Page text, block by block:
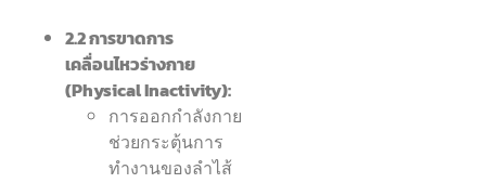
2.2 การขาดการ
เคลื่อนไหวร่างกาย
(Physical Inactivity):
การออกกำลังกาย
ช่วยกระตุ้นการ
ทำงานของลำไส้